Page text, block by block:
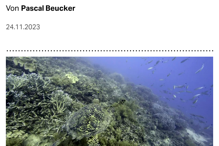
Von Pascal Beucker
24.11.2023